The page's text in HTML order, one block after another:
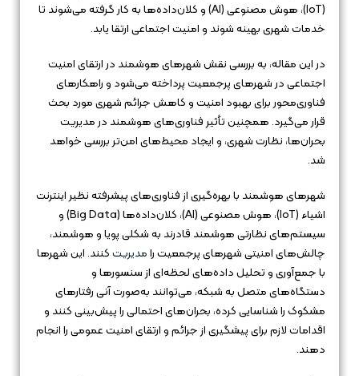
(IoT)، هوش مصنوعی (AI) و کلان‌داده‌ها به کار گرفته می‌شوند تا
خدمات شهری بهینه شوند و امنیت اجتماعی ارتقا یابد.
در این مقاله، به بررسی نقش شهرهای هوشمند در ارتقای امنیت
اجتماعی در شهرهای پرجمعیت پرداخته می‌شود و راهکارهای
فناوری‌محور برای بهبود امنیت و کاهش جرائم شهری مورد بحث
قرار می‌گیرد. همچنین تأثیر فناوری‌های هوشمند در مدیریت
بحران‌ها، نظارت شهری، و ایجاد محیط‌های امن‌تر بررسی خواهد
شد.
شهرهای هوشمند با بهره‌گیری از فناوری‌های پیشرفته نظیر اینترنت
اشیاء (IoT)، هوش مصنوعی (AI)، کلان‌داده‌ها (Big Data) و
سیستم‌های نظارتی هوشمند قادرند به شکلی پویا و هوشمند،
چالش‌های امنیتی شهرهای پرجمعیت رامدیریتکنند. این شهرها
با جمع‌آوری و تحلیل داده‌های لحظه‌ای از سنسورها و
دستگاه‌های متصل به شبکه، می‌توانند به‌صورت آنی رفتارهای
مشکوک را شناسایی کرده، بحران‌های احتمالی را پیش‌بینی کنند و
اقدامات لازم برای پیشگیری از جرائم و ارتقای امنیت عمومی را انجام
دهند.